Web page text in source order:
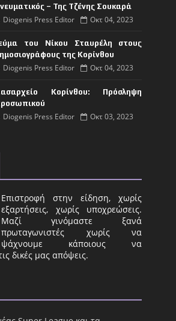
– Της Τζένης Σουκαρά
Diogenis Press Editor Οκτ 04, 2023
του Νίκου Σταυρέλη στους
της Κορίνθου
Diogenis Press Editor Οκτ 04, 2023
Κορίνθου: Πρόσληψη
Diogenis Press Editor Οκτ 03, 2023
Επιστροφή στην είδηση, χωρίς
εξαρτήσεις, χωρίς υποχρεώσεις.
Μαζί γινόμαστε ξανά
πρωταγωνιστές χωρίς να
ψάχνουμε κάποιους να
δικές μας απόψεις.